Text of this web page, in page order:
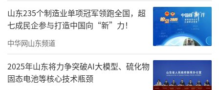
山东235个制造业单项冠军领跑全国，超
七成民企参与打造中国向“新”力！
中华网山东频道
2025年山东将力争突破AI大模型、硫化物
固态电池等核心技术瓶颈